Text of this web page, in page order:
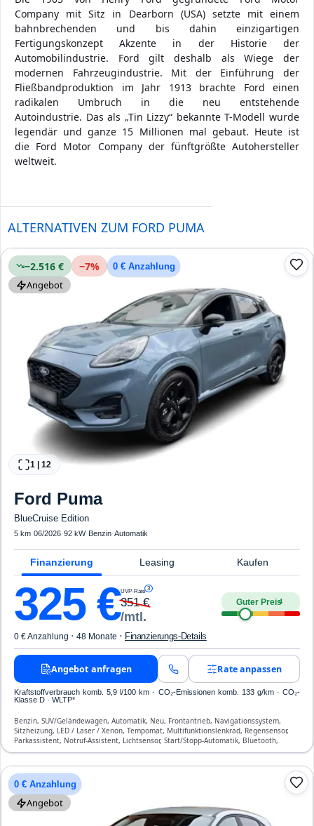
Company mit Sitz in Dearborn (USA) setzte mit einem
bahnbrechenden und bis dahin einzigartigen
Fertigungskonzept Akzente in der Historie der
Automobilindustrie. Ford gilt deshalb als Wiege der
modernen Fahrzeugindustrie. Mit der Einführung der
Fließbandproduktion im Jahr 1913 brachte Ford einen
radikalen Umbruch in die neu entstehende
Autoindustrie. Das als „Tin Lizzy“ bekannte T-Modell wurde
legendär und ganze 15 Millionen mal gebaut. Heute ist
die Ford Motor Company der fünftgrößte Autohersteller
weltweit.
ALTERNATIVEN ZUM FORD PUMA
−2.516 € −7% 0 € Anzahlung
Angebot
1 12
Ford Puma
BlueCruise Edition
5 km·06/2026·92 kW· Benzin·Automatik
Finanzierung Leasing Kaufen
325€UVP-Rate 3
351€
/mtl.
Guter Preis4
0 € Anzahlung · 48 Monate · Finanzierungs-Details
Angebot anfragen Rate anpassen
Kraftstoffverbrauch komb. 5,9 l/100 km · CO₂-Emissionen komb. 133 g/km · CO₂-
Klasse D · WLTP*
Benzin, SUV/Geländewagen, Automatik, Neu, Frontantrieb, Navigationssystem,
Sitzheizung, LED / Laser / Xenon, Tempomat, Multifunktionslenkrad, Regensensor,
Parkassistent, Notruf-Assistent, Lichtsensor, Start/Stopp-Automatik, Bluetooth,
Freisprecheinrichtung, Verkehrszeichen-Erkennung, ESP, ABS, Klimaautomatik,
0 € Anzahlung
Angebot